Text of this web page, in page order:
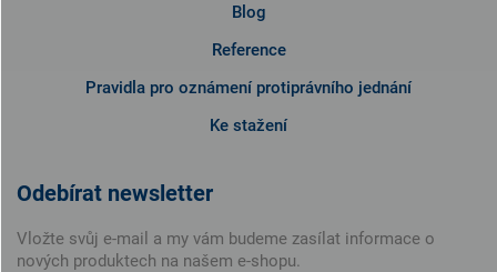
Blog
Reference
Pravidla pro oznámení protiprávního jednání
Ke stažení
Odebírat newsletter
Vložte svůj e-mail a my vám budeme zasílat informace o
nových produktech na našem e-shopu.